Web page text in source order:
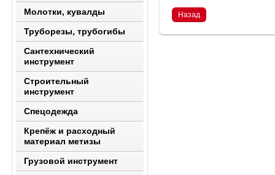
Молотки, кувалды
Труборезы, трубогибы
Сантехнический
инструмент
Строительный
инструмент
Спецодежда
Крепёж и расходный
материал метизы
Грузовой инструмент
Назад